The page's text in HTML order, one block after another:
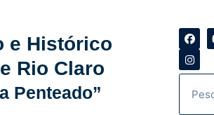
e Histórico
Rio Claro
Penteado”